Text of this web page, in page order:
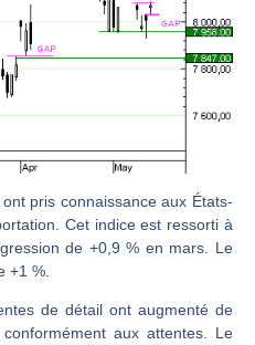
Christian Parisot : Les marchés à l’épreuve des signaux | Interview Économique
Bernard Prats-Desclaux : Penser les marchés à l’ère des ruptures | Interview Littéraire
SAP : Les acheteurs gardent la main | Bernard Prats-Desclaux – Market Movers
LVMH : Un rebond à confirmer | Bernard Prats-Desclaux – Market Movers
pris connaissance aux États-
Cet indice est ressorti à
de +0,9 % en mars. Le
+1 %.
de détail ont augmenté de
aux attentes. Le